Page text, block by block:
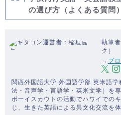
の選び方（よくある質問）
執筆
ク）
→ プ
関西外国語大学 外国語学部 英米語
法・音声学・言語学・英米文学）を
ボーイスカウトの活動でハワイでの
じ、生きた英語による異文化交流を体